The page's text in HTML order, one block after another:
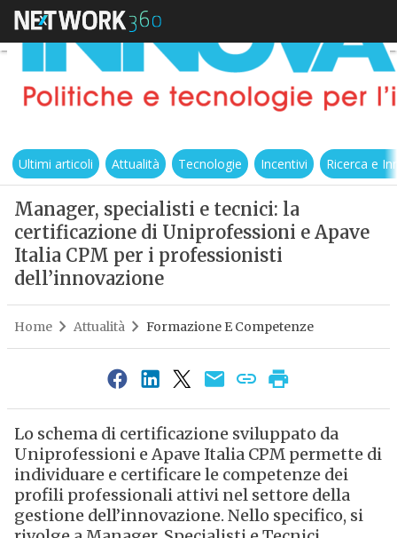
Ultimi articoli Attualità Tecnologie Incentivi Ricerca e
Manager, specialisti e tecnici: la
certificazione di Uniprofessioni e Apave
Italia CPM per i professionisti
dell’innovazione
Home Attualità Formazione E Competenze
Lo schema di certificazione sviluppato da
Uniprofessioni e Apave Italia CPM permette di
individuare e certificare le competenze dei
profili professionali attivi nel settore della
gestione dell’innovazione. Nello specifico, si